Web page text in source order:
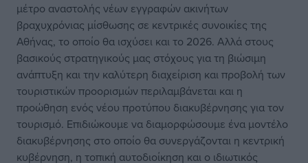
μέτρο αναστολής νέων εγγραφών ακινήτων
βραχυχρόνιας μίσθωσης σε κεντρικές συνοικίες της
Αθήνας, το οποίο θα ισχύσει και το 2026. Αλλά στους
βασικούς στρατηγικούς μας στόχους για τη βιώσιμη
ανάπτυξη και την καλύτερη διαχείριση και προβολή των
τουριστικών προορισμών περιλαμβάνεται και η
προώθηση ενός νέου προτύπου διακυβέρνησης για τον
τουρισμό. Επιδιώκουμε να διαμορφώσουμε ένα μοντέλο
διακυβέρνησης στο οποίο θα συνεργάζονται η κεντρική
κυβέρνηση, η τοπική αυτοδιοίκηση και ο ιδιωτικός